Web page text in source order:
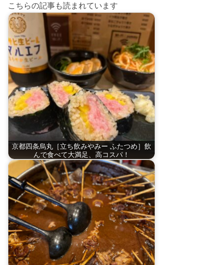
こちらの記事も読まれています
京都四条烏丸［立ち飲みやみー ふたつめ］飲
んで食べて大満足、高コスパ！